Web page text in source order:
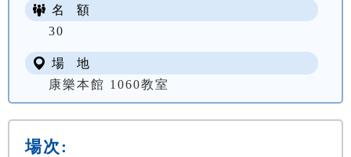
名 額
30
場 地
康樂本館 1060教室
場次: